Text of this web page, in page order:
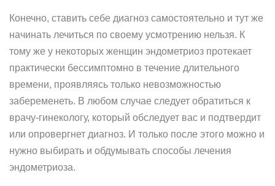
Конечно, ставить себе диагноз самостоятельно и тут же
начинать лечиться по своему усмотрению нельзя. К
тому же у некоторых женщин эндометриоз протекает
практически бессимптомно в течение длительного
времени, проявляясь только невозможностью
забеременеть. В любом случае следует обратиться к
врачу-гинекологу, который обследует вас и подтвердит
или опровергнет диагноз. И только после этого можно и
нужно выбирать и обдумывать способы лечения
эндометриоза.